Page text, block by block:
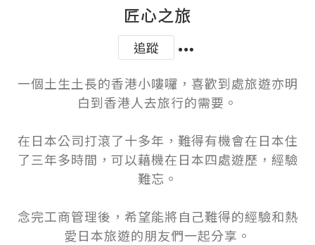
匠心之旅
追蹤
一個土生土長的香港小嘍囉，喜歡到處旅遊亦明
白到香港人去旅行的需要。
在日本公司打滾了十多年，難得有機會在日本住
了三年多時間，可以藉機在日本四處遊歷，經驗
難忘。
念完工商管理後，希望能將自己難得的經驗和熱
愛日本旅遊的朋友們一起分享。